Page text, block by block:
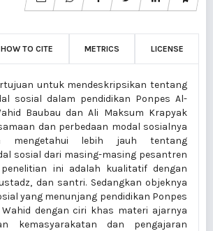
HOW TO CITE METRICS LICENSE
untuk mendeskripsikan tentang
sosial dalam pendidikan Ponpes Al-
Baubau dan Ali Maksum Krapyak
dan perbedaan modal sosialnya
mengetahui lebih jauh tentang
sosial dari masing-masing pesantren
ini adalah kualitatif dengan
dan santri. Sedangkan objeknya
yang menunjang pendidikan Ponpes
Wahid dengan ciri khas materi ajarnya
kemasyarakatan dan pengajaran